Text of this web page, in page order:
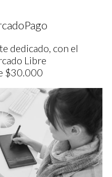
dedicado, con el
Libre
$30.000